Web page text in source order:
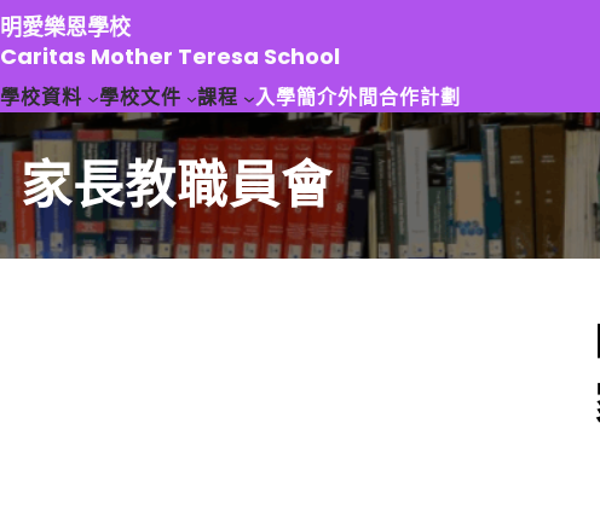
跳
至
主
要
容
明愛樂恩學校
Caritas Mother Teresa School
學校資料 學校文件 課程 入學簡介外間合作計劃
家長教職員會